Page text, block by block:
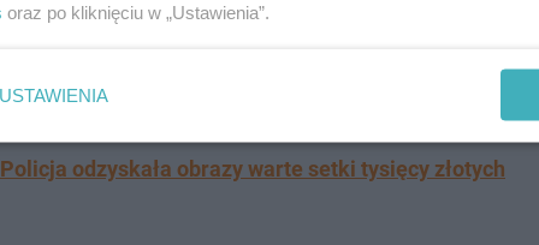
wyszkolenie policjantów z zakresu udzielenia
czy pomoc przyjdzie na czas i będzie skuteczna -
odzyskała obrazy warte setki tysięcy złotych
oraz po kliknięciu w „Ustawienia”.
USTAWIENIA